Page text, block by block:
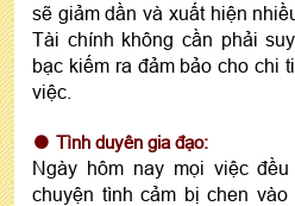
sẽ giảm dần và xuất hiện
Tài chính không cần phải
bạc kiếm ra đảm bảo cho chi
việc.
Tình duyên gia đạo:
Ngày hôm nay mọi việc
chuyện tình cảm bị chen